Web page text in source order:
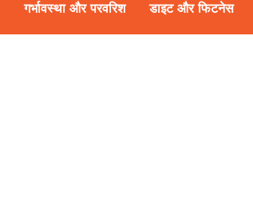
गर्भावस्था और परवरिश डाइट और फिटनेस